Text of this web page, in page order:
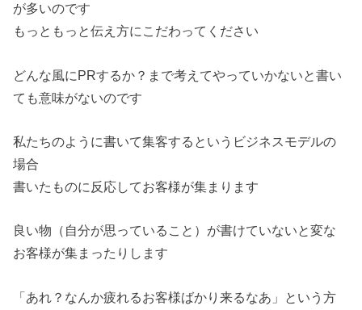
が多いのです
もっともっと伝え方にこだわってください
どんな風にPRするか？まで考えてやっていかないと書い
ても意味がないのです
私たちのように書いて集客するというビジネスモデルの
場合
書いたものに反応してお客様が集まります
良い物（自分が思っていること）が書けていないと変な
お客様が集まったりします
「あれ？なんか疲れるお客様ばかり来るなあ」という方